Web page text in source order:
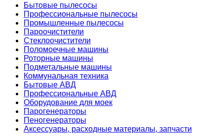
Бытовые пылесосы
Профессиональные пылесосы
Промышленные пылесосы
Пароочистители
Стеклоочистители
Поломоечные машины
Роторные машины
Подметальные машины
Коммунальная техника
Бытовые АВД
Профессиональные АВД
Оборудование для моек
Парогенераторы
Пеногенераторы
Аксессуары, расходные материалы, запчасти